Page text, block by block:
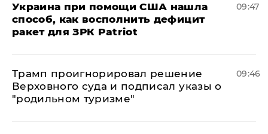
Украина при помощи США нашла
способ, как восполнить дефицит
ракет для ЗРК Patriot
09:47
Трамп проигнорировал решение
Верховного суда и подписал указы о
"родильном туризме"
09:46